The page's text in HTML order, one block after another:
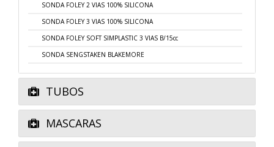
SONDA FOLEY 2 VIAS 100% SILICONA
SONDA FOLEY 3 VIAS 100% SILICONA
SONDA FOLEY SOFT SIMPLASTIC 3 VIAS B/15cc
SONDA SENGSTAKEN BLAKEMORE
TUBOS
MASCARAS